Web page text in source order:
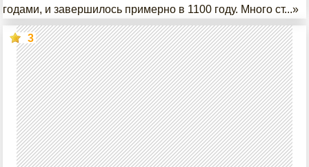
годами, и завершилось примерно в 1100 году. Много ст...»
3